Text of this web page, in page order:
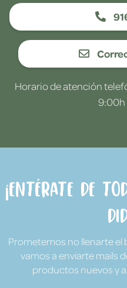
Horario de atención
9:00h
¡Entérate de
Prometemos no llenarte el
vamos a enviarte mails
productos nuevos y